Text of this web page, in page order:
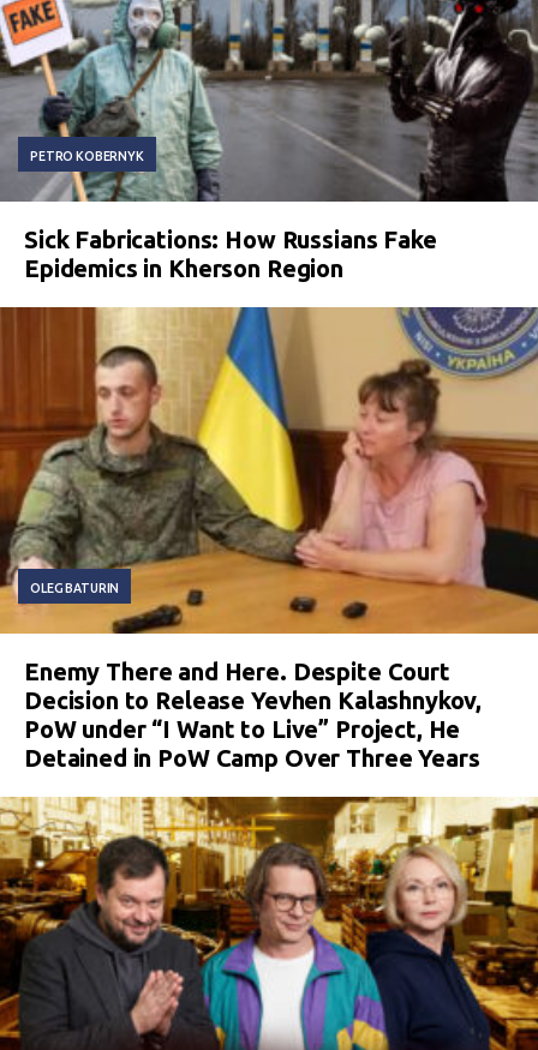
PETRO KOBERNYK
Sick Fabrications: How Russians Fake
Epidemics in Kherson Region
OLEG BATURIN
Enemy There and Here. Despite Court
Decision to Release Yevhen Kalashnykov,
PoW under “I Want to Live” Project, He
Detained in PoW Camp Over Three Years